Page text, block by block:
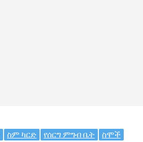
ስም ካርድ የሰርግ ምግብ ቤት ስሞች